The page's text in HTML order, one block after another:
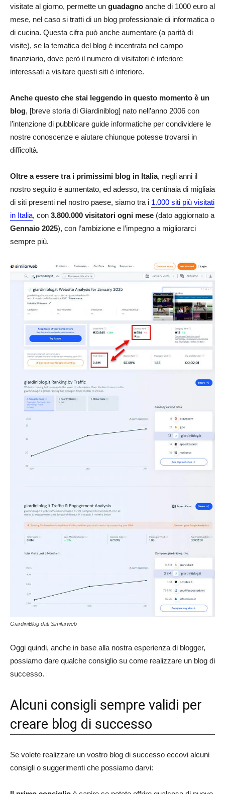
visitate al giorno, permette un guadagno anche di 1000 euro al
mese, nel caso si tratti di un blog professionale di informatica o
di cucina. Questa cifra può anche aumentare (a parità di
visite), se la tematica del blog è incentrata nel campo
finanziario, dove però il numero di visitatori è inferiore
interessati a visitare questi siti è inferiore.
Anche questo che stai leggendo in questo momento è un
blog, [breve storia di Giardiniblog] nato nell’anno 2006 con
l’intenzione di pubblicare guide informatiche per condividere le
nostre conoscenze e aiutare chiunque potesse trovarsi in
difficoltà.
Oltre a essere tra i primissimi blog in Italia, negli anni il
nostro seguito è aumentato, ed adesso, tra centinaia di migliaia
di siti presenti nel nostro paese, siamo tra i 1.000 siti più visitati
in Italia, con 3.800.000 visitatori ogni mese (dato aggiornato a
Gennaio 2025), con l’ambizione e l’impegno a migliorarci
sempre più.
GiardiniBlog dati Similarweb
Oggi quindi, anche in base alla nostra esperienza di blogger,
possiamo dare qualche consiglio su come realizzare un blog di
successo.
Alcuni consigli sempre validi per
creare blog di successo
Se volete realizzare un vostro blog di successo eccovi alcuni
consigli o suggerimenti che possiamo darvi: